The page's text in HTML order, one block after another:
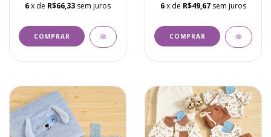
6x de R$66,33 sem juros 6x de R$49,67 sem juros